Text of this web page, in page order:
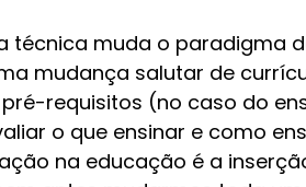
técnica muda o paradigma
mudança salutar de
requisitos (no caso do
o que ensinar e como
na educação é a